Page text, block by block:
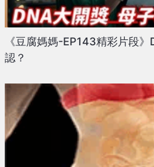
《豆腐媽媽-EP143精彩片段
認？